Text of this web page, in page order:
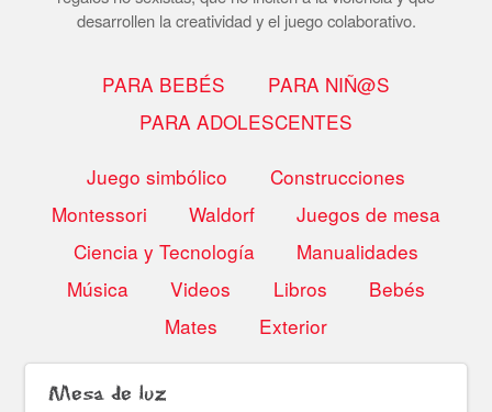
desarrollen la creatividad y el juego colaborativo.
PARA BEBÉS
PARA NIÑ@S
PARA ADOLESCENTES
Juego simbólico
Construcciones
Montessori
Waldorf
Juegos de mesa
Ciencia y Tecnología
Manualidades
Música
Videos Libros
Bebés
Mates
Exterior
Mesa de luz